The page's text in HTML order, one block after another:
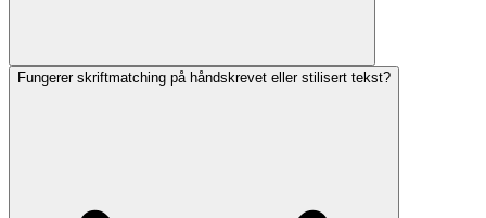
Fungerer skriftmatching på håndskrevet eller stilisert tekst?